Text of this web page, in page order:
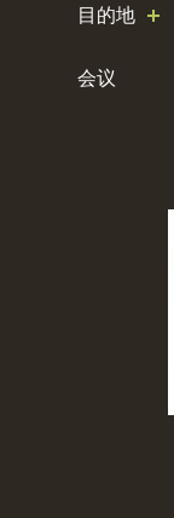
目的地
会议